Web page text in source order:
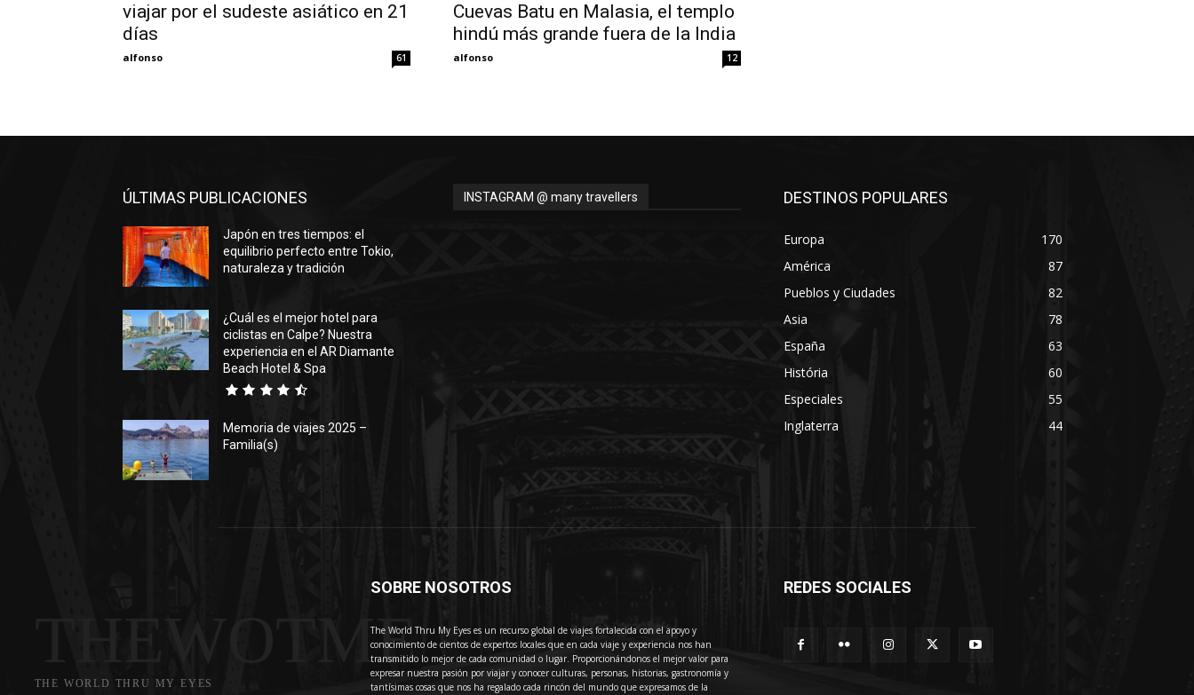
viajar por el sudeste asiático en 21
días
alfonso 61
Cuevas Batu en Malasia, el templo
hindú más grande fuera de la India
alfonso 12
ÚLTIMAS PUBLICACIONES
Japón en tres tiempos: el
equilibrio perfecto entre Tokio,
naturaleza y tradición
¿Cuál es el mejor hotel para
ciclistas en Calpe? Nuestra
experiencia en el AR Diamante
Beach Hotel & Spa
Memoria de viajes 2025 –
Familia(s)
INSTAGRAM @ many travellers DESTINOS POPULARES
Europa
170
América
87
Pueblos y Ciudades
82
Asia
78
España
63
História
60
Especiales
55
Inglaterra
44
THEWOTME
THE WORLD THRU MY EYES
SOBRE NOSOTROS
The World Thru My Eyes es un recurso global de viajes fortalecida con el apoyo y
conocimiento de cientos de expertos locales que en cada viaje y experiencia nos han
transmitido lo mejor de cada comunidad o lugar. Proporcionándonos el mejor valor para
expresar nuestra pasión por viajar y conocer culturas, personas, historias, gastronomía y
tantísimas cosas que nos ha regalado cada rincón del mundo que expresamos de la
REDES SOCIALES